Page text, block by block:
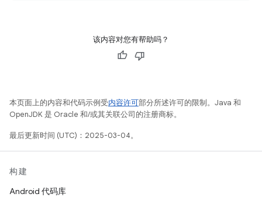
该内容对您有帮助吗？
本页面上的内容和代码示例受内容许可部分所述许可的限制。Java 和
OpenJDK 是 Oracle 和/或其关联公司的注册商标。
最后更新时间 (UTC)：2025-03-04。
构建
Android 代码库